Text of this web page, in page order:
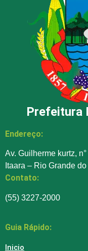
Prefeitura
Endereço:
Av. Guilherme kurtz,
Itaara – Rio Grande do
Contato:
(55) 3227-2000
Guia Rápido:
Inicio